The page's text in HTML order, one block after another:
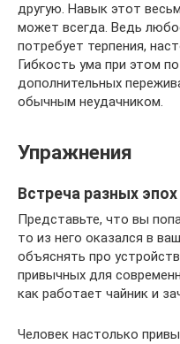
другую. Навык этот
может всегда. Ведь
потребует терпения,
Гибкость ума при этом
дополнительных
обычным неудачником.
Упражнения
Встреча разных эпох
Представьте, что вы
то из него оказался в
объяснять про
привычных для
как работает чайник и
Человек настолько